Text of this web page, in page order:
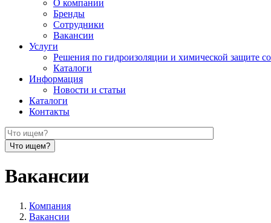
О компании
Бренды
Сотрудники
Вакансии
Услуги
Решения по гидроизоляции и химической защите
Каталоги
Информация
Новости и статьи
Каталоги
Контакты
Вакансии
Компания
Вакансии